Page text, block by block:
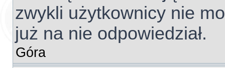
zwykli użytkownicy nie
już na nie odpowiedział.
Góra